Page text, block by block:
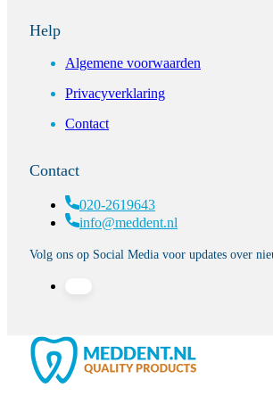
Help
Algemene voorwaarden
Privacyverklaring
Contact
Contact
020-2619643
info@meddent.nl
Volg ons op Social Media voor updates over